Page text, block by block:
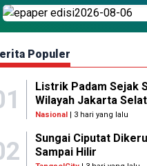
Populer
Listrik Padam Sejak
Wilayah Jakarta
Nasional | 3 hari yang lalu
Sungai Ciputat
Sampai Hilir